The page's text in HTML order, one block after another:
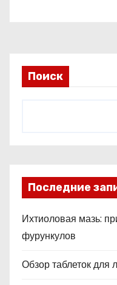
Поиск
Последние
Ихтиоловая мазь:
фурункулов
Обзор таблеток для